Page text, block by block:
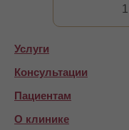
Пациентам
Консультации
Услуги
О клинике